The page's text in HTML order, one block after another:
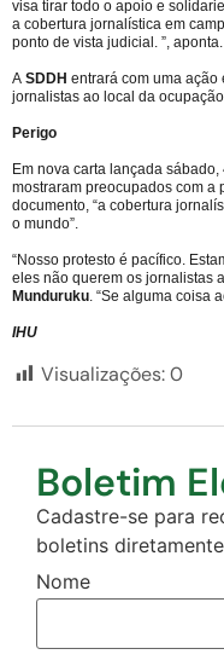
visa tirar todo o apoio e
a cobertura jornalística em
ponto de vista judicial. ”, aponta.
A SDDH entrará com uma
jornalistas ao local da ocupação.
Perigo
Em nova carta lançada
mostraram preocupados com a
documento, “a cobertura
o mundo”.
“Nosso protesto é pacífico.
eles não querem os jornalistas
Munduruku . “Se alguma coisa
IHU
Visualizações:0
Boletim
Cadastre-se para
boletins
Nome